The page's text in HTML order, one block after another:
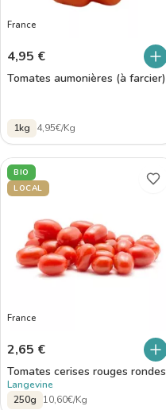
France
4,95 €
Tomates aumonières (à farcier)
1kg 4,95€/Kg
BIO
LOCAL
France
2,65 €
Tomates cerises rouges rondes
Langevine
250g
10,60€/Kg